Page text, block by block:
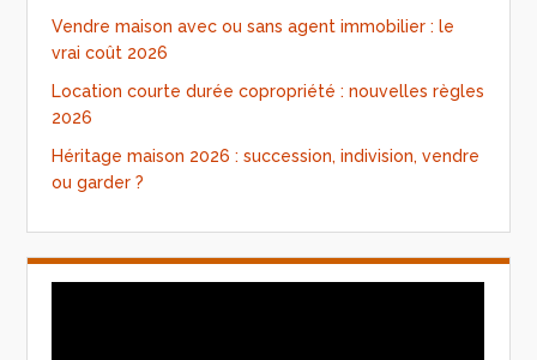
Vendre maison avec ou sans agent immobilier : le
vrai coût 2026
Location courte durée copropriété : nouvelles règles
2026
Héritage maison 2026 : succession, indivision, vendre
ou garder ?